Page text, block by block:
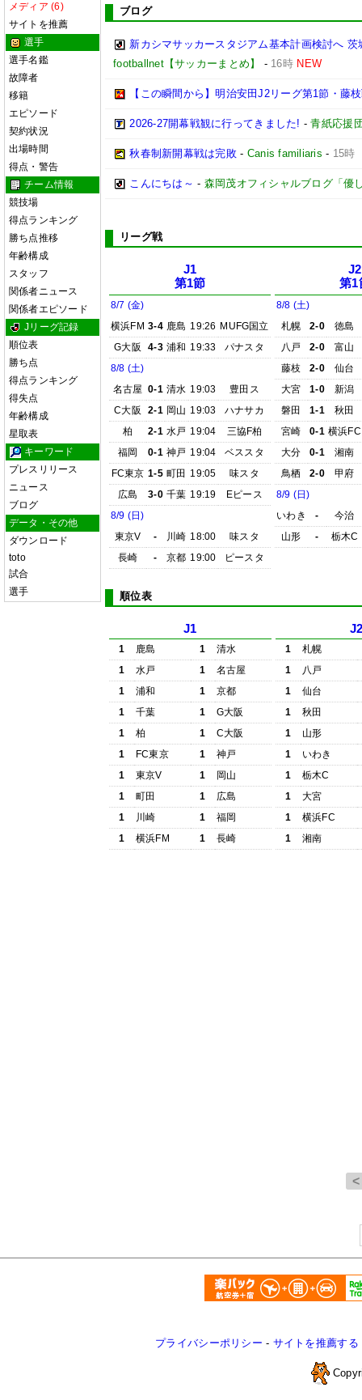
メディア (6)
サイトを推薦
選手
選手名鑑
故障者
移籍
エピソード
契約状況
出場時間
得点・警告
チーム情報
競技場
得点ランキング
勝ち点推移
年齢構成
スタッフ
関係者ニュース
関係者エピソード
Jリーグ記録
順位表
勝ち点
得点ランキング
得失点
年齢構成
星取表
キーワード
プレスリリース
ニュース
ブログ
データ・その他
ダウンロード
toto
試合
選手
ブログ
新カシマサッカースタジアム基本計画検討へ
footballnet【サッカーまとめ】
- 16時 NEW
【この瞬間から】明治安田J2リーグ第1節・藤
2026-27開幕戦観に行ってきました! -青紙応援
秋春制新開幕戦は完敗- Canis familiaris - 15時
こんにちは～ - 森岡茂オフィシャルブログ「優
リーグ戦
J1
第1節
8/7 (金)
横浜FM 3-4 鹿島 19:26 MUFG国立
G大阪
4-3 浦和 19:33
パナスタ
8/8 (土)
名古屋 0-1 清水 19:03
豊田ス
C大阪
2-1 岡山 19:03
ハナサカ
柏
2-1 水戸 19:04
三協F柏
福岡
0-1 神戸 19:04
ベススタ
FC東京 1-5 町田 19:05
味スタ
広島
3-0 千葉 19:19
Eピース
8/9 (日)
東京V
- 川崎 18:00
味スタ
長崎
- 京都 19:00 ピースタ
J2
第1
8/8 (土)
札幌
2-0
徳島
八戸
2-0
富山
藤枝
2-0
仙台
大宮
1-0
新潟
磐田
1-1
秋田
宮崎
0-1 横浜FC
大分
0-1
湘南
鳥栖
2-0
甲府
8/9 (日)
いわき
-
今治
山形
- 栃木C
順位表
J1
1 鹿島 1
清水
1
水戸 1
名古屋
1
浦和 1
京都
1
千葉 1
G大阪
1
柏 1
C大阪
1
FC東京 1
神戸
1
東京V 1
岡山
1
町田 1
広島
1
川崎 1
福岡
1
横浜FM 1 長崎
1
札幌
1
八戸
1
仙台
1
秋田
1
山形
1
いわき
1
栃木C
1
大宮
1
横浜FC
1
湘南
プライバシーポリシー - サイトを推薦する